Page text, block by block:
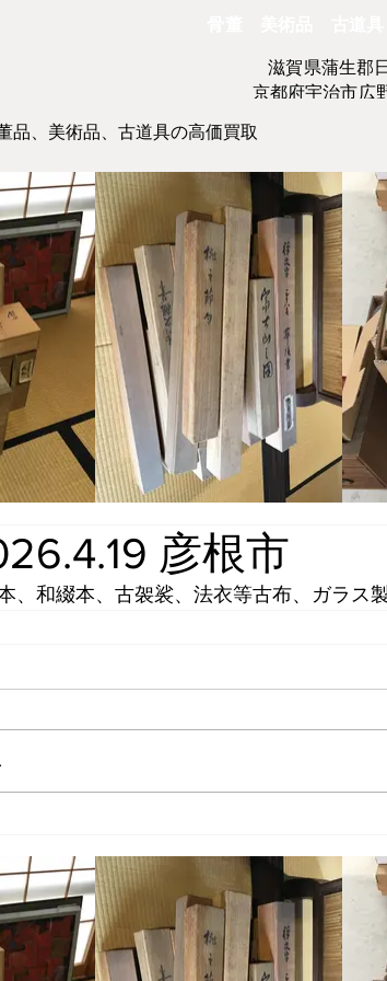
滋賀県蒲生郡
京都府宇治市広
品、美術品、古道具の高価買取
彦根市
、和綴本、古袈裟、法衣等古布、ガラス